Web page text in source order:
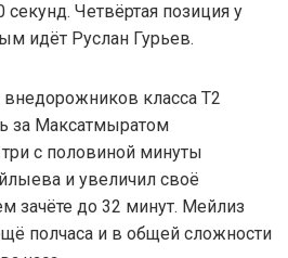
Четвёртая позиция у
идёт Руслан Гурьев.
внедорожников класса Т2
за Максатмыратом
с половиной минуты
и увеличил своё
зачёте до 32 минут. Мейлиз
полчаса и в общей сложности